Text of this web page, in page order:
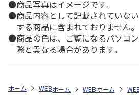
商品写真はイメージです。
商品内容として記載されていな
する商品に含まれておりません。
商品の色は、ご覧になるパソコ
際と異なる場合があります。
ホーム WEB特集 非食品 選べるカタ
ホーム WEB特集 非食品
ホーム